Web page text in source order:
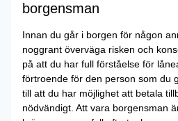
borgensman
Innan du går i borgen för någon
noggrant överväga risken och
på att du har full förståelse för
förtroende för den person som du
till att du har möjlighet att betala
nödvändigt. Att vara borgensman